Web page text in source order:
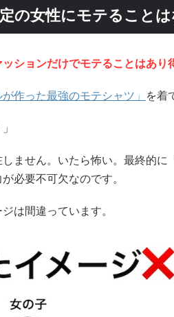
の女性にモテること
ションだけでモテることはあり
が作った最強のモテシャツ」 を着
ません。いたら怖い。最終的に
必要不可欠なのです。
は間違っています。